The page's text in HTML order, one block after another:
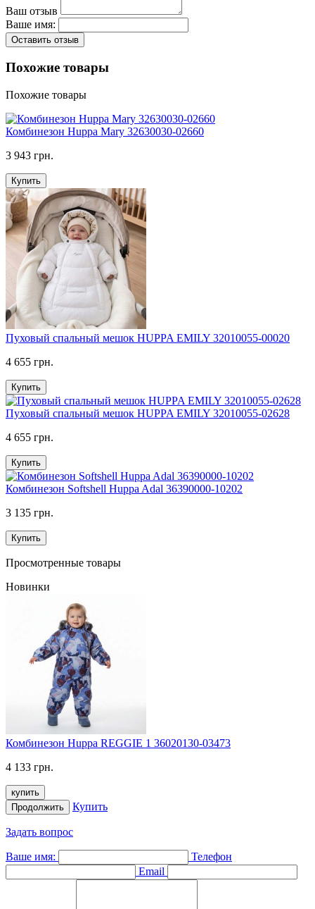
Ваш отзыв
Ваше имя:
Оставить отзыв
Похожие товары
Похожие товары
Комбинезон Huppa Mary 32630030-02660
3 943 грн.
Купить
Пуховый спальный мешок HUPPA EMILY 32010055-00020
4 655 грн.
Купить
Пуховый спальный мешок HUPPA EMILY 32010055-02628
4 655 грн.
Купить
Комбинезон Softshell Huppa Adal 36390000-10202
3 135 грн.
Купить
Просмотренные товары
Новинки
Комбинезон Huppa REGGIE 1 36020130-03473
4 133 грн.
купить
Продолжить
Купить
Задать вопрос
Ваше имя:
Телефон
Email